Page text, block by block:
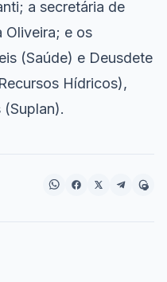
a secretária de
Oliveira; e os
(Saúde) e Deusdete
Hídricos),
(Suplan).